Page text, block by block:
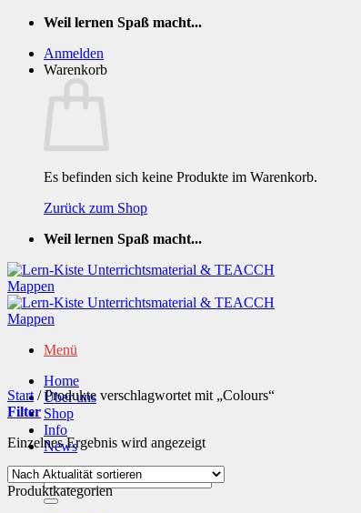
Zum
springen
Weil lernen Spaß macht...
Anmelden
Warenkorb
Es befinden sich keine Produkte im Warenkorb.
Zurück zum Shop
Weil lernen Spaß macht...
Menü
Home
Über uns
Shop
Info
News
Suchen
nach:
Start /Produkte verschlagwortet mit „Colours“
Filter
Einzelnes Ergebnis wird angezeigt
Produktkategorien